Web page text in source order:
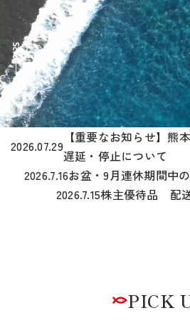
Scroll
2026.07.29
【重要なお知らせ】熊
遅延・停止について
2026.7.16お盆・9月連休期間中
2026.7.15株主優待品 配
PICK